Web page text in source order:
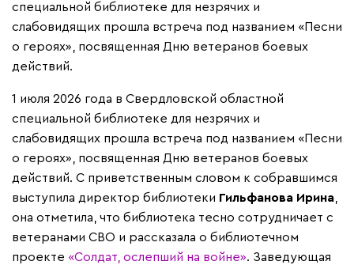
специальной библиотеке для незрячих и
слабовидящих прошла встреча под названием «Песни
о героях», посвященная Дню ветеранов боевых
действий.
1 июля 2026 года в Свердловской областной
специальной библиотеке для незрячих и
слабовидящих прошла встреча под названием «Песни
о героях», посвященная Дню ветеранов боевых
действий. С приветственным словом к собравшимся
выступила директор библиотеки Гильфанова Ирина
она отметила, что библиотека тесно сотрудничает с
ветеранами СВО и рассказала о библиотечном
проекте «Солдат, ослепший на войне». Заведующая